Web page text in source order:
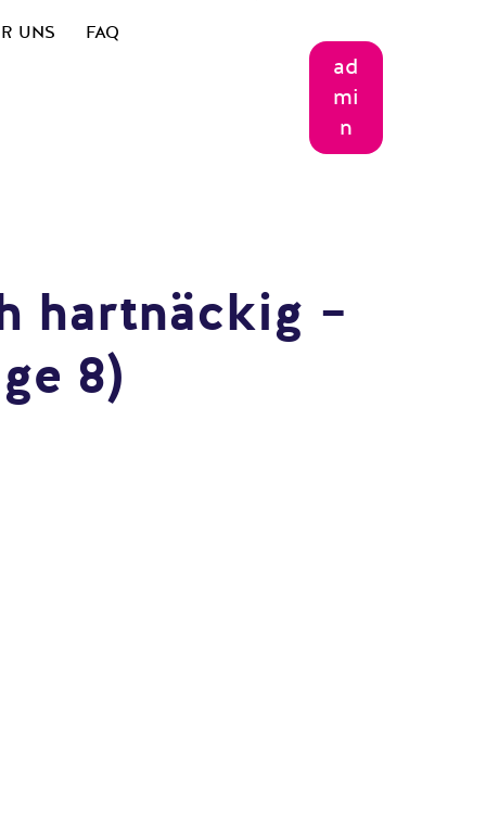
UNS FAQ
ad
mi
n
hartnäckig –
8)